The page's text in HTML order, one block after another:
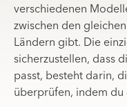
verschiedenen
zwischen den
Ländern gibt. Die
sicherzustellen, dass
passt, besteht darin,
überprüfen, indem du